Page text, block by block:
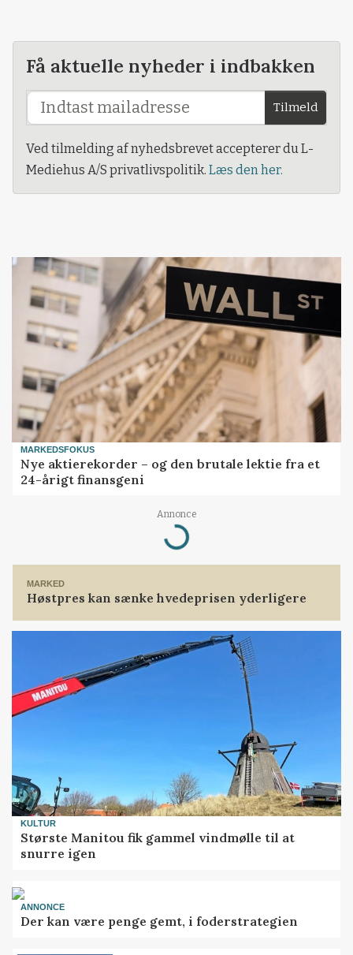
Få aktuelle nyheder i indbakken
Tilmeld
Ved tilmelding af nyhedsbrevet accepterer du L-
Mediehus A/S privatlivspolitik. Læs den her.
MARKEDSFOKUS
Nye aktierekorder – og den brutale lektie fra et
24-årigt finansgeni
Annonce
Loading...
MARKED
Høstpres kan sænke hvedeprisen yderligere
KULTUR
Største Manitou fik gammel vindmølle til at
snurre igen
ANNONCE
Der kan være penge gemt, i foderstrategien